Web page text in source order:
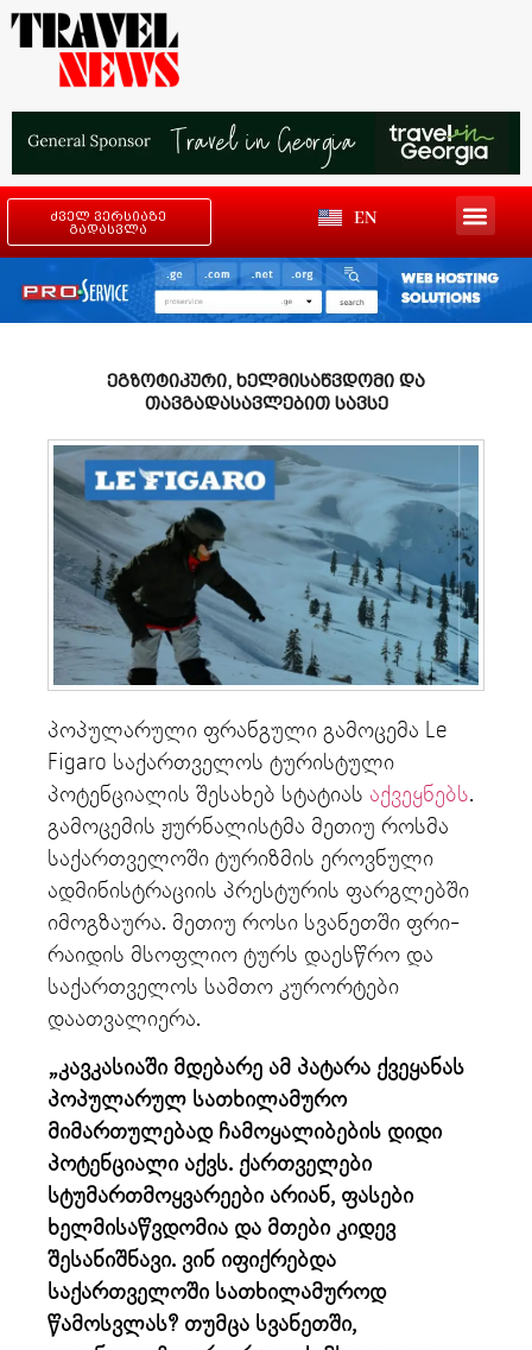
ძველ ვერსიაზე
გადასვლა
EN
ეგზოტიკური, ხელმისაწვდომი და
თავგადასავლებით სავსე
პოპულარული ფრანგული გამოცემა Le
Figaro საქართველოს ტურისტული
პოტენციალის შესახებ სტატიას აქვეყნებს.
გამოცემის ჟურნალისტმა მეთიუ როსმა
საქართველოში ტურიზმის ეროვნული
ადმინისტრაციის პრესტურის ფარგლებში
იმოგზაურა. მეთიუ როსი სვანეთში ფრი-
რაიდის მსოფლიო ტურს დაესწრო და
საქართველოს სამთო კურორტები
დაათვალიერა.
„კავკასიაში მდებარე ამ პატარა ქვეყანას
პოპულარულ სათხილამურო
მიმართულებად ჩამოყალიბების დიდი
პოტენციალი აქვს. ქართველები
სტუმართმოყვარეები არიან, ფასები
ხელმისაწვდომია და მთები კიდევ
შესანიშნავი. ვინ იფიქრებდა
საქართველოში სათხილამუროდ
წამოსვლას? თუმცა სვანეთში,